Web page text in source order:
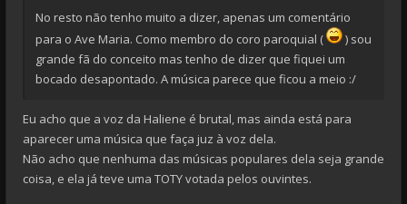
No resto não tenho muito a dizer, apenas um comentário
para o Ave Maria. Como membro do coro paroquial (
) sou
grande fã do conceito mas tenho de dizer que fiquei um
bocado desapontado. A música parece que ficou a meio :/
Eu acho que a voz da Haliene é brutal, mas ainda está para
aparecer uma música que faça juz à voz dela.
Não acho que nenhuma das músicas populares dela seja grande
coisa, e ela já teve uma TOTY votada pelos ouvintes.